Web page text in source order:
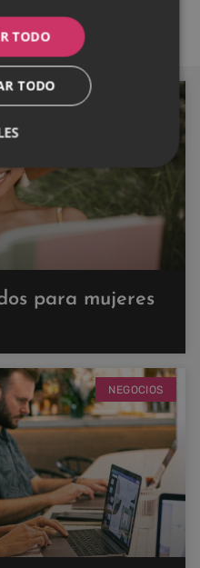
para mujeres
NEGOCIOS
TODO
TODO